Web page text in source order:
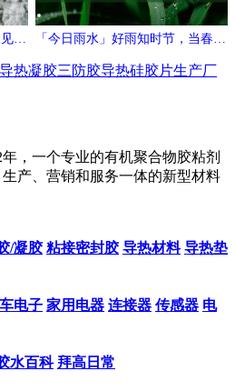
冬
「今日雨水」好雨知时节，当春乃
发生
导热凝胶三防胶导热硅胶片生产厂
，一个专业的有机聚合物胶粘剂
产、营销和服务一体的新型材料
/凝胶 粘接密封胶 导热材料 导热垫
电子 家用电器 连接器 传感器 电
水百科 拜高日常